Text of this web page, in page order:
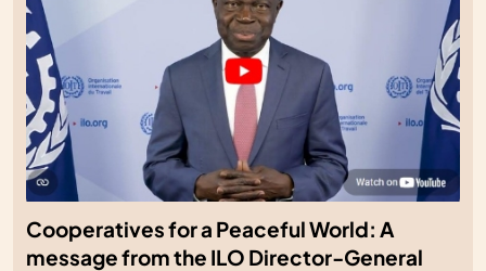
Cooperatives for a Peaceful World: A
message from the ILO Director-General